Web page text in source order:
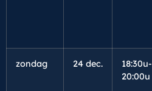
zondag 24 dec.
18:30u-
20:00u